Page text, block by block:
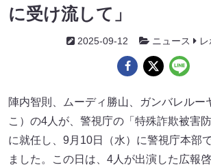
に受け流して」
2025-09-12 ニュース
陣内智則、ムーディ勝山、ガンバレルー
こ）の4人が、警視庁の「特殊詐欺被害
に就任し、9月10日（水）に警視庁本部
ました。この日は、4人が出演した広報